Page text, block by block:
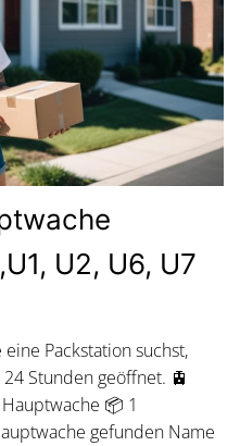
U2, U6, U7
Packstation suchst,
Stunden geöffnet. 🚊
📦 1
gefunden Name